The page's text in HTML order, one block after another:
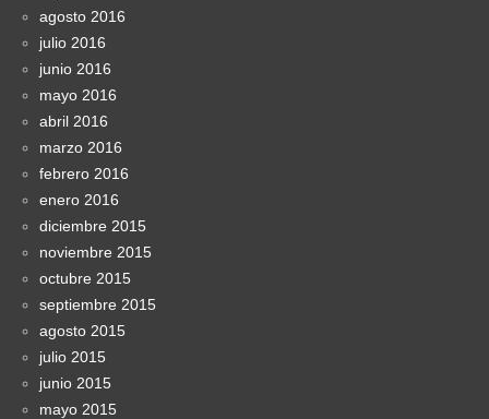
agosto 2016
julio 2016
junio 2016
mayo 2016
abril 2016
marzo 2016
febrero 2016
enero 2016
diciembre 2015
noviembre 2015
octubre 2015
septiembre 2015
agosto 2015
julio 2015
junio 2015
mayo 2015